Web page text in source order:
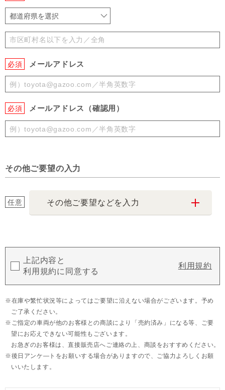
都道府県を選択
必須 メールアドレス
必須 メールアドレス（確認用）
その他ご要望の入力
任意 その他ご要望などを入力
上記内容と
利用規約に同意する
利用規約
在庫や繁忙状況等によってはご要望に沿えない場合がございます。予め
ご了承ください。
ご指定の車両が他のお客様との商談により「売約済み」になる等、ご要
望にお応えできない可能性もございます。
お急ぎのお客様は、直接販売店へご連絡の上、商談をおすすめください。
後日アンケ―トをお願いする場合がありますので、ご協力よろしくお願
いいたします。